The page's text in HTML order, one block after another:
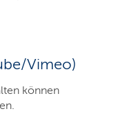
Vimeo)
können